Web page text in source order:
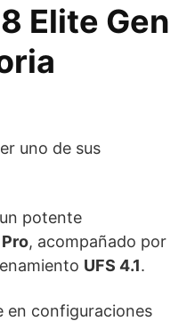
Elite Gen
uno de sus
potente
, acompañado por
UFS 4.1.
en configuraciones